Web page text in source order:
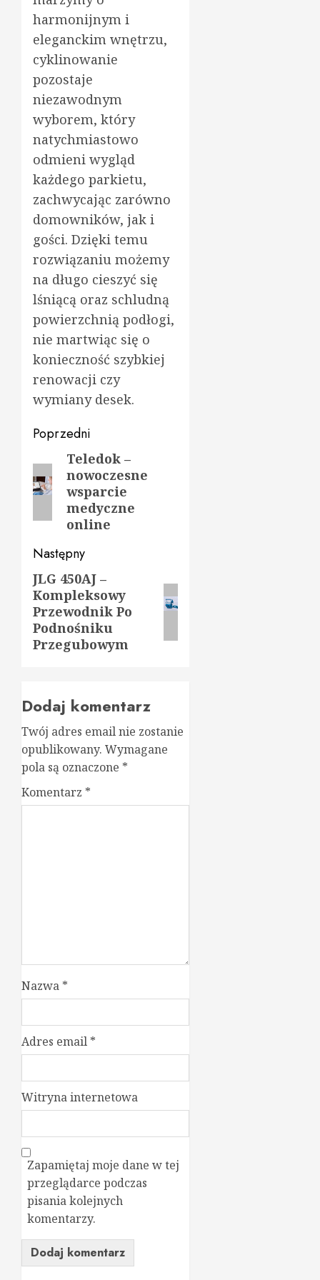
harmonijnym i
eleganckim wnętrzu,
cyklinowanie
pozostaje
niezawodnym
wyborem, który
natychmiastowo
odmieni wygląd
każdego parkietu,
zachwycając zarówno
domowników, jak i
gości. Dzięki temu
rozwiązaniu możemy
na długo cieszyć się
lśniącą oraz schludną
powierzchnią podłogi,
nie martwiąc się o
konieczność szybkiej
renowacji czy
wymiany desek.
Zobacz
wpisy
Poprzedni
Poprzedni
wpis:
Teledok –
nowoczesne
wsparcie
medyczne
online
Następny
Następny
wpis:
JLG 450AJ –
Kompleksowy
Przewodnik Po
Podnośniku
Przegubowym
Dodaj komentarz
Twój adres email nie zostanie
opublikowany. Wymagane
pola są oznaczone *
Komentarz *
Nazwa *
Adres email *
Witryna internetowa
Zapamiętaj moje dane w tej
przeglądarce podczas
pisania kolejnych
komentarzy.